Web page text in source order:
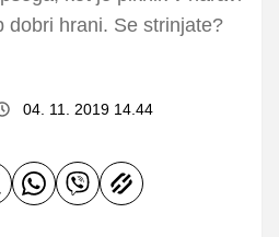
dobri hrani. Se strinjate?
04. 11. 2019 14.44